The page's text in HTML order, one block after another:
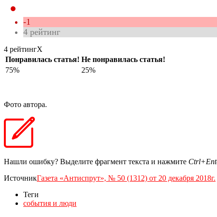
-1
4 рейтинг
4 рейтингX
Понравилась статья! Не понравилась статья!
75%
25%
Фото автора.
Нашли ошибку? Выделите фрагмент текста и нажмите
ИсточникГазета «Антиспрут», № 50 (1312) от 20 декабря 2018г.
Теги
события и люди